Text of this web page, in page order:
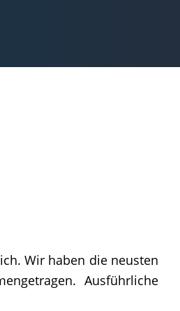
Wir haben die neusten
Aus­führ­li­che